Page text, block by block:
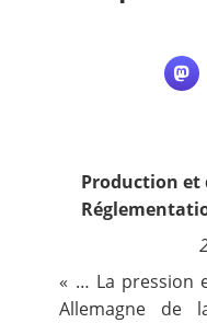
Contact
Nous suivre
Production
« … La pression
Allemagne de